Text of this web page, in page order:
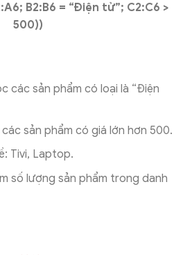
B2:B6 = “Điện tử”; C2:C6 >
500))
các sản phẩm có loại là “Điện
sản phẩm có giá lớn hơn 500.
Tivi, Laptop.
số lượng sản phẩm trong danh